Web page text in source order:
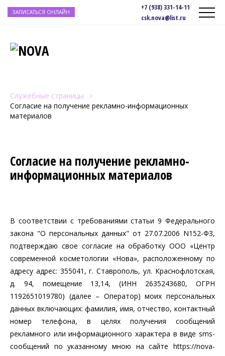
+7 (938) 331-14-11
csk.nova@list.ru
ЗАПИСАТЬСЯ ОНЛАЙН
Служебные страницы
Согласие на получение рекламно-информационных
материалов
Согласие на получение рекламно-
информационных материалов
В соответствии с требованиями статьи 9 Федерального
закона "О персональных данных" от 27.07.2006 N152-ФЗ,
подтверждаю свое согласие на обработку ООО «Центр
современной косметологии «Нова», расположенному по
адресу адрес: 355041, г. Ставрополь, ул. Краснофлотская,
д. 94, помещение 13,14, (ИНН 2635243680, ОГРН
1192651019780) (далее – Оператор) моих персональных
данных включающих: фамилия, имя, отчество, контактный
номер телефона, в целях получения сообщений
рекламного или информационного характера в виде sms-
сообщений по указанному мною на сайте https://nova-